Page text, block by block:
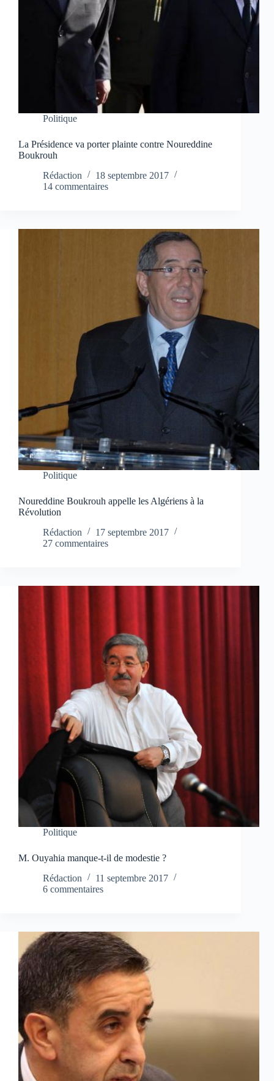
Politique
La Présidence va porter plainte contre Noureddine
Boukrouh
Rédaction
18 septembre 2017
14 commentaires
Politique
Noureddine Boukrouh appelle les Algériens à la
Révolution
Rédaction
17 septembre 2017
27 commentaires
Politique
M. Ouyahia manque-t-il de modestie ?
Rédaction
11 septembre 2017
6 commentaires